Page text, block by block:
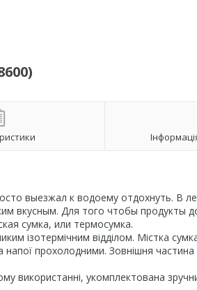
выезжал к водоему отдохнуть. В
вкусным. Для того чтобы продукты
сумка, или термосумка.
ізотермічним відділом. Містка
прохолодними. Зовнішня
використанні, укомплектована